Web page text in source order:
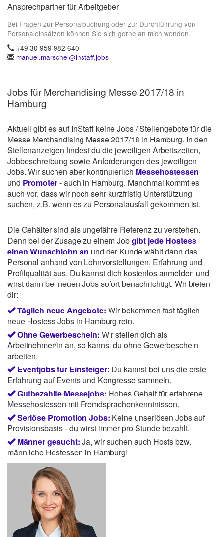
Ansprechpartner für Arbeitgeber
Bei Fragen zur Personalbuchung oder zur Durchführung von
Personaleinsätzen können Sie sich gerne an mich wenden.
+49 30 959 982 640
manuel.marschel@instaff.jobs
Jobs für Merchandising Messe 2017/18 in
Hamburg
Aktuell gibt es auf InStaff keine Jobs / Stellengebote für die
Messe Merchandising Messe 2017/18 in Hamburg. In den
Stellenanzeigen findest du die jeweiligen Arbeitszeiten,
Jobbeschreibung sowie Anforderungen des jeweiligen
Jobs. Wir suchen aber kontinuierlich Messehostessen
und Promoter- auch in Hamburg. Manchmal kommt es
auch vor, dass wir noch sehr kurzfristig Unterstützung
suchen, z.B. wenn es zu Personalausfall gekommen ist.
Die Gehälter sind als ungefähre Referenz zu verstehen.
Denn bei der Zusage zu einem Jobgibt jede Hostess
einen Wunschlohn an und der Kunde wählt dann das
Personal anhand von Lohnvorstellungen, Erfahrung und
Profilqualität aus. Du kannst dich kostenlos anmelden und
wirst dann bei neuen Jobs sofort benachrichtigt. Wir bieten
dir:
Täglich neue Angebote: Wir bekommen fast täglich
neue Hostess Jobs in Hamburg rein.
Ohne Gewerbeschein: Wir stellen dich als
Arbeitnehmer/in an, so kannst du ohne Gewerbeschein
arbeiten.
Eventjobs für Einsteiger: Du kannst bei uns die erste
Erfahrung auf Events und Kongresse sammeln.
Gutbezahlte Messejobs: Hohes Gehalt für erfahrene
Messehostessen mit Fremdsprachenkenntnissen.
Seriöse Promotion Jobs: Keine unseriösen Jobs auf
Provisionsbasis - du wirst immer pro Stunde bezahlt.
Männer gesucht: Ja, wir suchen auch Hosts bzw.
männliche Hostessen in Hamburg!